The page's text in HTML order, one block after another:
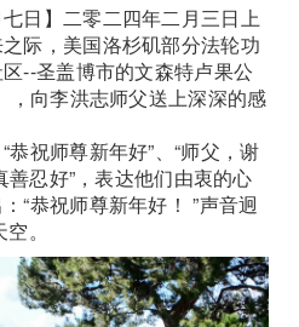
七日】二零二四年二月三日上
际，美国洛杉矶部分法轮功
--圣盖博市的文森特卢果公
向李洪志师父送上深深的感
祝师尊新年好”、“师父，谢
善忍好”，表达他们由衷的心
“恭祝师尊新年好！ ”声音迥
。